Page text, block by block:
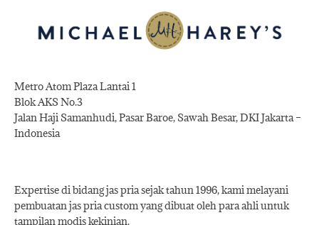
Metro Atom Plaza Lantai 1
Blok AKS No.3
Jalan Haji Samanhudi, Pasar Baroe, Sawah Besar, DKI Jakarta –
Indonesia
Expertise di bidang jas pria sejak tahun 1996, kami melayani
pembuatan jas pria custom yang dibuat oleh para ahli untuk
tampilan modis kekinian.